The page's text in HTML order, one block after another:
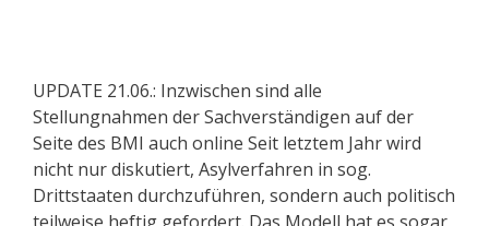
UPDATE 21.06.: Inzwischen sind alle
Stellungnahmen der Sachverständigen auf der
Seite des BMI auch online Seit letztem Jahr wird
nicht nur diskutiert, Asylverfahren in sog.
Drittstaaten durchzuführen, sondern auch politisch